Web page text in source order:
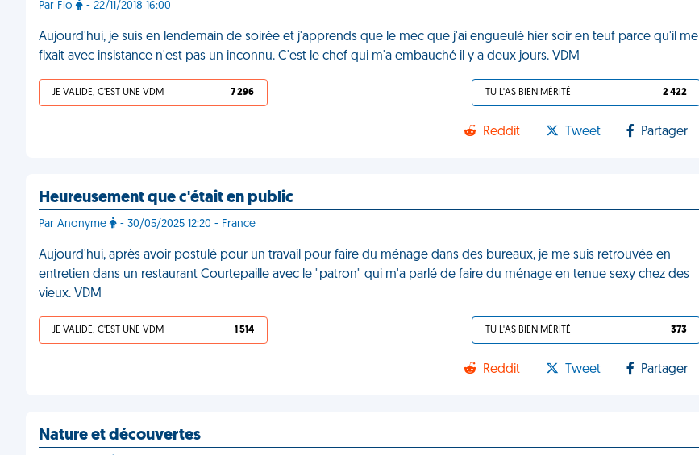
Par Flo - 22/11/2018 16:00
Aujourd'hui, je suis en lendemain de soirée et j'apprends que le mec que j'ai engueulé hier soir en teuf parce qu'il me
fixait avec insistance n'est pas un inconnu. C'est le chef qui m'a embauché il y a deux jours. VDM
JE VALIDE, C'EST UNE VDM 7 296 TU L'AS BIEN MÉRITÉ 2 422
Reddit Tweet Partager
Heureusement que c'était en public
Par Anonyme - 30/05/2025 12:20 - France
Aujourd'hui, après avoir postulé pour un travail pour faire du ménage dans des bureaux, je me suis retrouvée en
entretien dans un restaurant Courtepaille avec le "patron" qui m'a parlé de faire du ménage en tenue sexy chez des
vieux. VDM
JE VALIDE, C'EST UNE VDM 1 514 TU L'AS BIEN MÉRITÉ 373
Reddit Tweet Partager
Nature et découvertes